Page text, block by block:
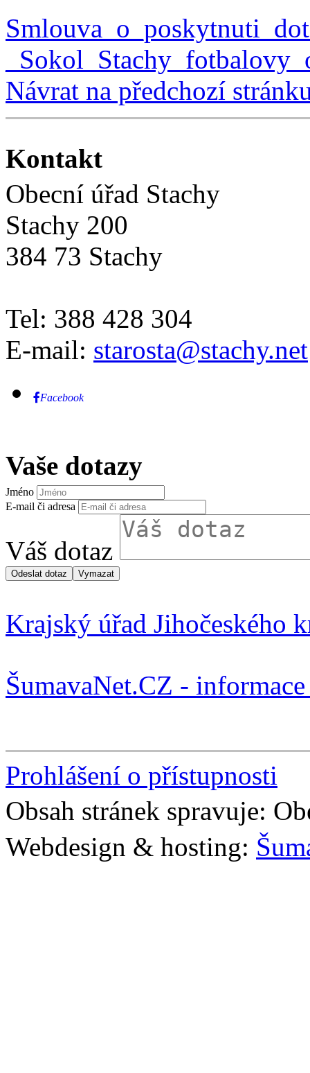
Návrat na předchozí
Kontakt
Obecní úřad Stachy
Stachy 200
384 73 Stachy
Tel: 388 428 304
E-mail: starosta@stachy.net
Facebook
Vaše dotazy
Jméno
E-mail či adresa
Váš dotaz
Krajský úřad Jihočeského
ŠumavaNet.CZ -
Prohlášení o přístupnosti
Obsah stránek spravuje:
Webdesign & hosting: